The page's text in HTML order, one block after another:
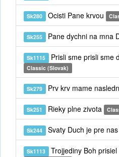
Sk280 Ocisti Pane krvou
Sk255 Pane dychni na mna
Sk1115 Prisli sme prisli sme
Classic (Slovak)
Sk279 Prv krv mame
Sk251 Rieky plne zivota
Sk244 Svaty Duch je pre
Sk1113 Trojjediny Boh prisiel